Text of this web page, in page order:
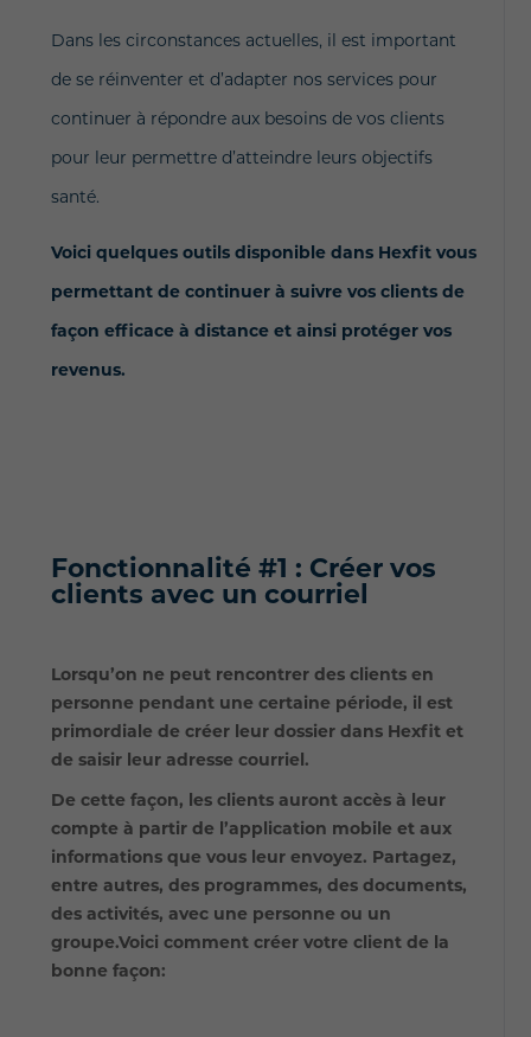
Dans les circonstances actuelles, il est important
de se réinventer et d’adapter nos services pour
continuer à répondre aux besoins de vos clients
pour leur permettre d’atteindre leurs objectifs
santé.
Voici quelques outils disponible dans Hexfit vous
permettant de continuer à suivre vos clients de
façon efficace à distance et ainsi protéger vos
revenus.
Fonctionnalité #1 : Créer vos
clients avec un courriel
Lorsqu’on ne peut rencontrer des clients en
personne pendant une certaine période, il est
primordiale de créer leur dossier dans Hexfit et
de saisir leur adresse courriel.
De cette façon, les clients auront accès à leur
compte à partir de l’application mobile et aux
informations que vous leur envoyez. Partagez,
entre autres, des programmes, des documents,
des activités, avec une personne ou un
groupe.Voici comment créer votre client de la
bonne façon: